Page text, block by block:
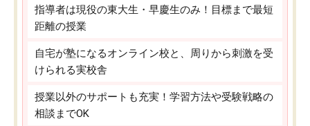
指導者は現役の東大生・早慶生のみ！目標まで最短
距離の授業
自宅が塾になるオンライン校と、周りから刺激を受
けられる実校舎
授業以外のサポートも充実！学習方法や受験戦略の
相談までOK